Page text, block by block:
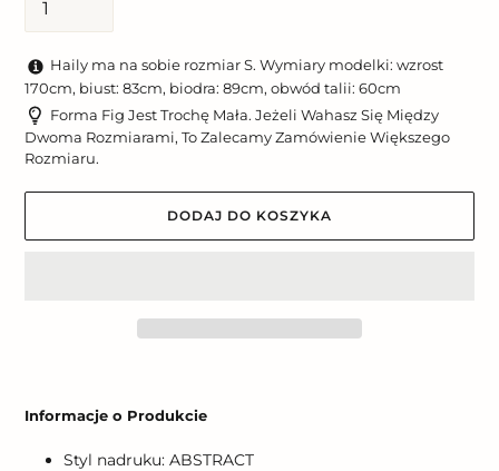
Haily ma na sobie rozmiar S. Wymiary modelki: wzrost
170cm, biust: 83cm, biodra: 89cm, obwód talii: 60cm
Forma Fig Jest Trochę Mała. Jeżeli Wahasz Się Między
Dwoma Rozmiarami, To Zalecamy Zamówienie Większego
Rozmiaru.
DODAJ DO KOSZYKA
do
Informacje o Produkcie
Styl nadruku: ABSTRACT